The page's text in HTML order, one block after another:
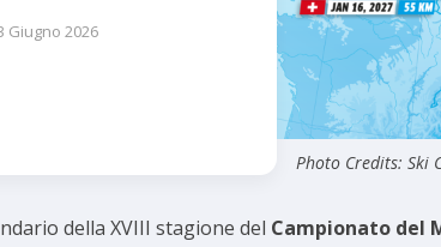
Giugno 2026
Photo Credits: Ski
della XVIII stagione del Campionato del